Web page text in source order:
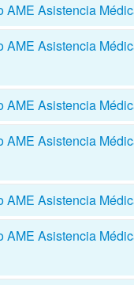
AME Asistencia
AME Asistencia
AME Asistencia
AME Asistencia
AME Asistencia
AME Asistencia